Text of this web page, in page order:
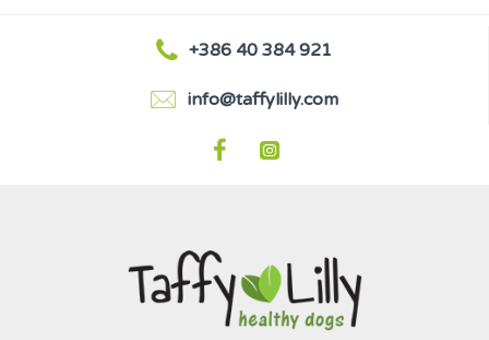
+386 40 384 921
info@taffylilly.com